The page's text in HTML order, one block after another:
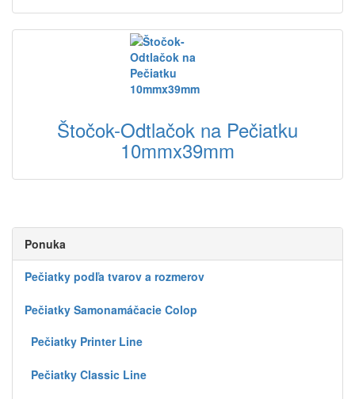
Štočok-Odtlačok na Pečiatku
10mmx39mm
Ponuka
Pečiatky podľa tvarov a rozmerov
Pečiatky Samonamáčacie Colop
Pečiatky Printer Line
Pečiatky Classic Line